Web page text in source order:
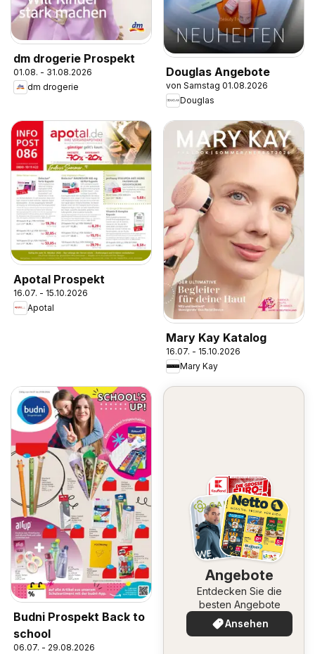
dm drogerie Prospekt
01.08. - 31.08.2026
dm drogerie
Douglas Angebote
von Samstag 01.08.2026
Douglas
Apotal Prospekt
16.07. - 15.10.2026
Apotal
Mary Kay Katalog
16.07. - 15.10.2026
Mary Kay
Budni Prospekt Back to
school
06.07. - 29.08.2026
Angebote
Entdecken Sie die
besten Angebote
Ansehen